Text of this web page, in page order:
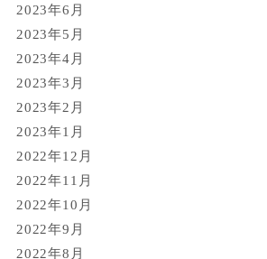
2023年6月
2023年5月
2023年4月
2023年3月
2023年2月
2023年1月
2022年12月
2022年11月
2022年10月
2022年9月
2022年8月